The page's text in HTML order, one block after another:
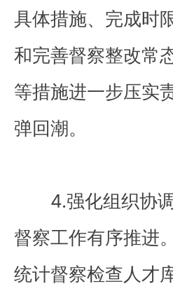
具体措施、完成时
和完善督察整改常
等措施进一步压实
弹回潮。
4.强化组织协调
督察工作有序推进
统计督察检查人才